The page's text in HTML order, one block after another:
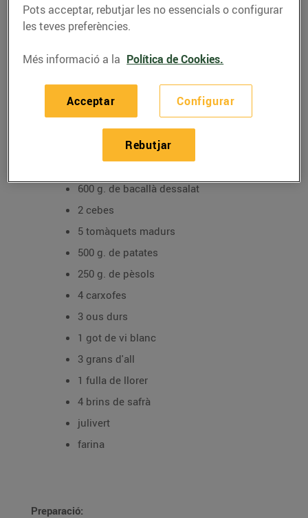
RECEPTES
Bacallà a la catalana
27/de maig/2020
Ingredients per a 4 persones:
600 g. de bacallà dessalat
2 cebes
5 tomàquets madurs
500 g. de patates
250 g. de pèsols
4 carxofes
3 ous durs
1 got de vi blanc
3 grans d'all
1 fulla de llorer
4 brins de safrà
julivert
farina
Preparació:
Pots acceptar, rebutjar les no essencials o configurar
les teves preferències.
Més informació a la Política de Cookies.
Configurar
Rebutjar
Acceptar